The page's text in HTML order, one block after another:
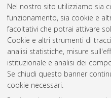
Nel nostro sito utilizziamo sia
funzionamento, sia cookie e
facoltativi che potrai attivare
Cookie e altri strumenti di
analisi statistiche, misure
istituzionale e analisi dei
Se chiudi questo banner
cookie necessari.
Altri
Gestione